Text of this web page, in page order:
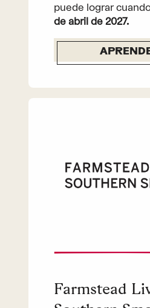
puede lograr
de abril de 2027.
Farmstead